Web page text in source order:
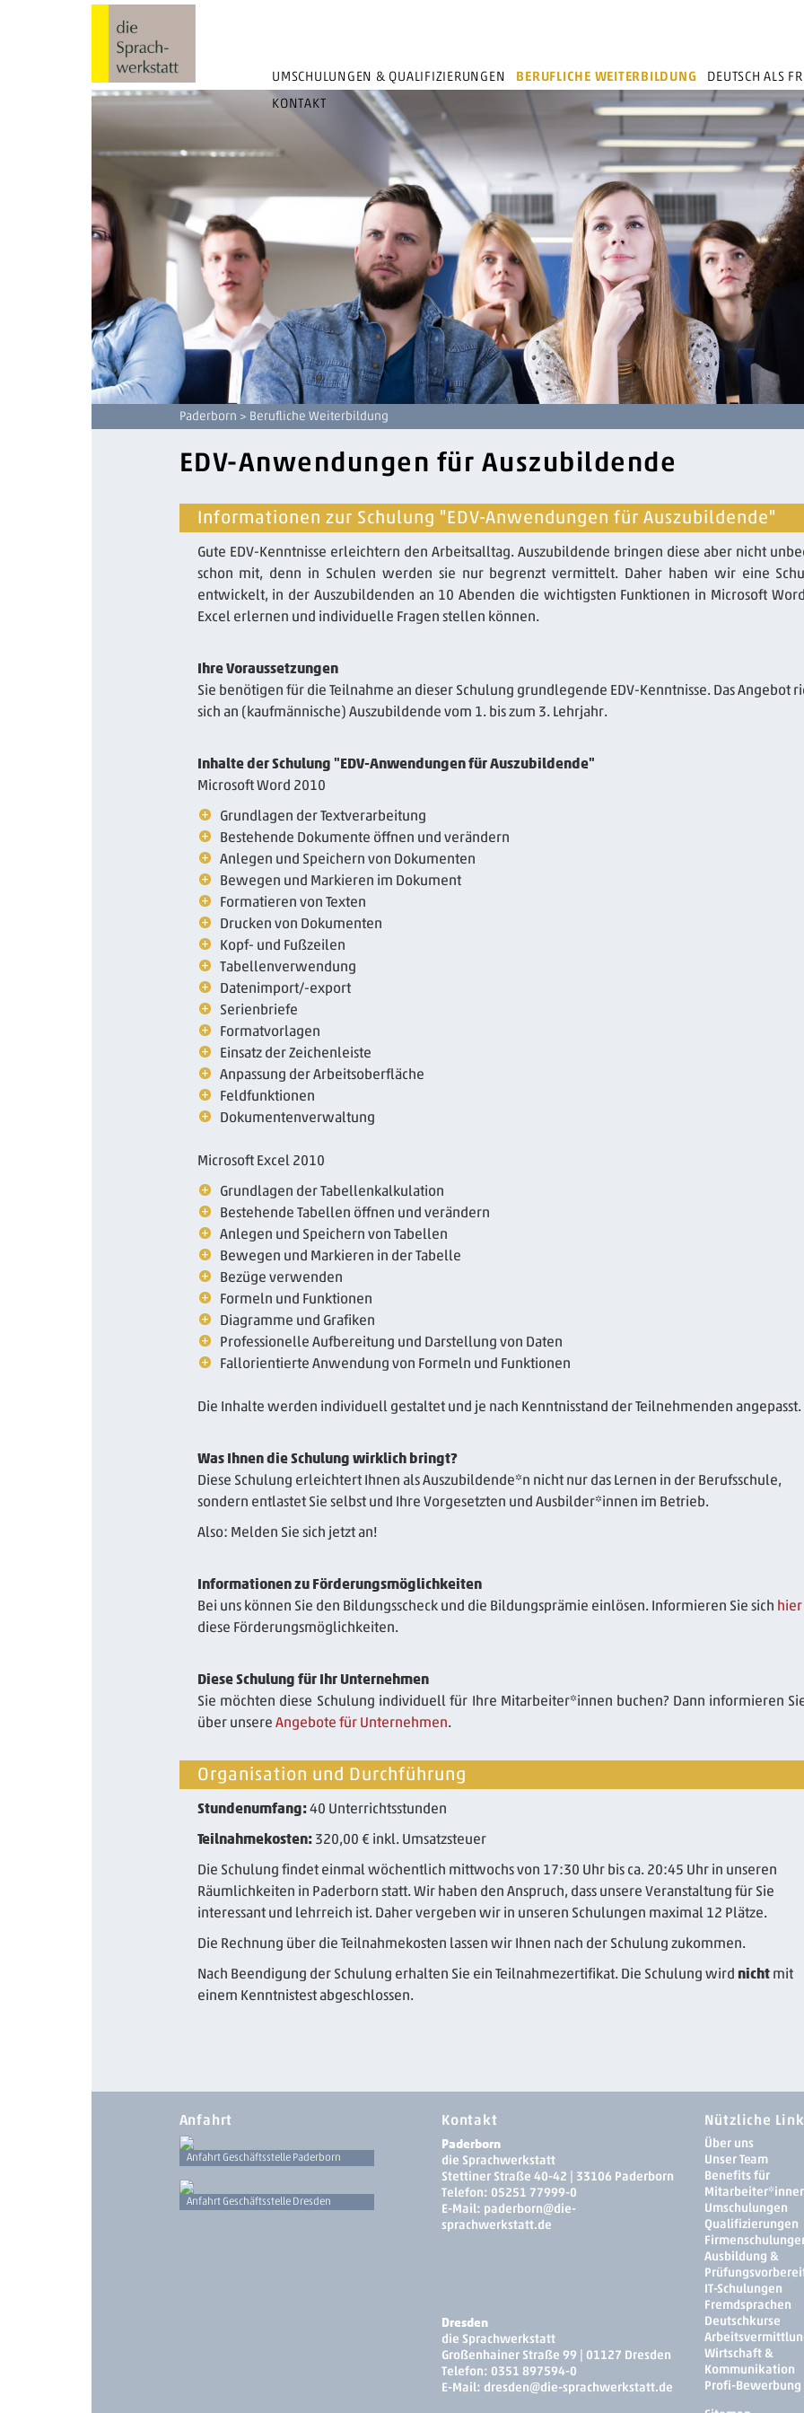
UMSCHULUNGEN & QUALIFIZIERUNGEN BERUFLICHE WEITERBILDUNG
DEUTSCH ALS
KONTAKT
Paderborn > Berufliche Weiterbildung
EDV-Anwendungen für Auszubildende
Informationen zur Schulung "EDV-Anwendungen für Auszubildende"
Gute EDV-Kenntnisse erleichtern den Arbeitsalltag. Auszubildende bringen diese aber nicht
schon mit, denn in Schulen werden sie nur begrenzt vermittelt. Daher haben wir eine
entwickelt, in der Auszubildenden an 10 Abenden die wichtigsten Funktionen in Microsoft
Excel erlernen und individuelle Fragen stellen können.
Ihre Voraussetzungen
Sie benötigen für die Teilnahme an dieser Schulung grundlegende EDV-Kenntnisse. Das Angebot
sich an (kaufmännische) Auszubildende vom 1. bis zum 3. Lehrjahr.
Inhalte der Schulung "EDV-Anwendungen für Auszubildende"
Microsoft Word 2010
Grundlagen der Textverarbeitung
Bestehende Dokumente öffnen und verändern
Anlegen und Speichern von Dokumenten
Bewegen und Markieren im Dokument
Formatieren von Texten
Drucken von Dokumenten
Kopf- und Fußzeilen
Tabellenverwendung
Datenimport/-export
Serienbriefe
Formatvorlagen
Einsatz der Zeichenleiste
Anpassung der Arbeitsoberfläche
Feldfunktionen
Dokumentenverwaltung
Microsoft Excel 2010
Grundlagen der Tabellenkalkulation
Bestehende Tabellen öffnen und verändern
Anlegen und Speichern von Tabellen
Bewegen und Markieren in der Tabelle
Bezüge verwenden
Formeln und Funktionen
Diagramme und Grafiken
Professionelle Aufbereitung und Darstellung von Daten
Fallorientierte Anwendung von Formeln und Funktionen
Die Inhalte werden individuell gestaltet und je nach Kenntnisstand der Teilnehmenden angepasst.
Was Ihnen die Schulung wirklich bringt?
Diese Schulung erleichtert Ihnen als Auszubildende*n nicht nur das Lernen in der Berufsschule,
sondern entlastet Sie selbst und Ihre Vorgesetzten und Ausbilder*innen im Betrieb.
Also: Melden Sie sich jetzt an!
Informationen zu Förderungsmöglichkeiten
Bei uns können Sie den Bildungsscheck und die Bildungsprämie einlösen. Informieren Sie sich hier
diese Förderungsmöglichkeiten.
Diese Schulung für Ihr Unternehmen
Sie möchten diese Schulung individuell für Ihre Mitarbeiter*innen buchen? Dann informieren
über unsere Angebote für Unternehmen.
Organisation und Durchführung
Stundenumfang:40 Unterrichtsstunden
Teilnahmekosten: 320,00 € inkl. Umsatzsteuer
Die Schulung findet einmal wöchentlich mittwochs von 17:30 Uhr bis ca. 20:45 Uhr in unseren
Räumlichkeiten in Paderborn statt. Wir haben den Anspruch, dass unsere Veranstaltung für Sie
interessant und lehrreich ist. Daher vergeben wir in unseren Schulungen maximal 12 Plätze.
Die Rechnung über die Teilnahmekosten lassen wir Ihnen nach der Schulung zukommen.
Nach Beendigung der Schulung erhalten Sie ein Teilnahmezertifikat. Die Schulung wird nichtmit
einem Kenntnistest abgeschlossen.
Anfahrt
Anfahrt Geschäftsstelle Paderborn
Anfahrt Geschäftsstelle Dresden
Kontakt
Paderborn
die Sprachwerkstatt
Stettiner Straße 40-42 | 33106 Paderborn
Telefon: 05251 77999-0
E-Mail: paderborn@die-
sprachwerkstatt.de
Dresden
die Sprachwerkstatt
Großenhainer Straße 99 | 01127 Dresden
Telefon: 0351 897594-0
E-Mail: dresden­@die-sprachwerkstatt.de
Nützliche
Über uns
Unser Team
Benefits für
Umschulungen
Qualifizierungen
Ausbildung &
IT-Schulungen
Fremdsprachen
Deutschkurse
Wirtschaft &
Kommunikation
Profi-Bewerbung